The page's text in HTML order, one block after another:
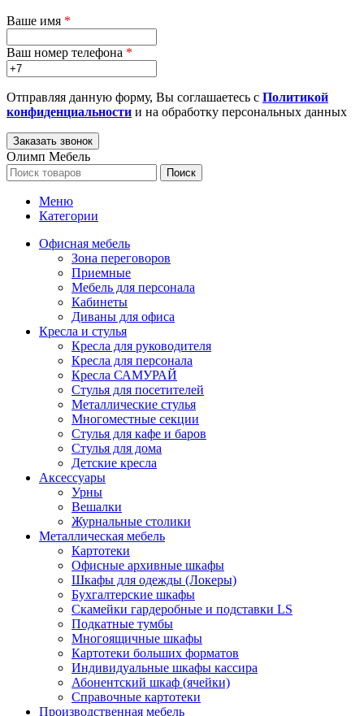
Ваше имя *
Ваш номер телефона *
Отправляя данную форму, Вы соглашаетесь с Политикой
конфиденциальности и на обработку персональных данных
Олимп Мебель
Поиск
Меню
Категории
Офисная мебель
Зона переговоров
Приемные
Мебель для персонала
Кабинеты
Диваны для офиса
Кресла и стулья
Кресла для руководителя
Кресла для персонала
Кресла САМУРАЙ
Стулья для посетителей
Металлические стулья
Многоместные секции
Стулья для кафе и баров
Стулья для дома
Детские кресла
Аксессуары
Урны
Вешалки
Журнальные столики
Металлическая мебель
Картотеки
Офисные архивные шкафы
Шкафы для одежды (Локеры)
Бухгалтерские шкафы
Скамейки гардеробные и подставки LS
Подкатные тумбы
Многоящичные шкафы
Картотеки больших форматов
Индивидуальные шкафы кассира
Абонентский шкаф (ячейки)
Справочные картотеки
Производственная мебель